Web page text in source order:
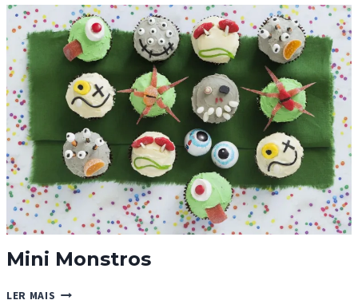
Mini Monstros
LER MAIS MINI